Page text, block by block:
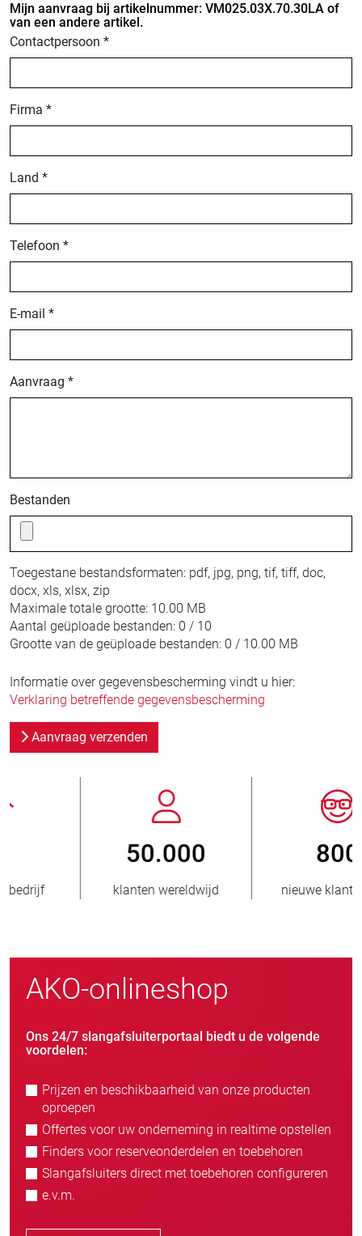
Mijn aanvraag bij artikelnummer: VM025.03X.70.30LA of
van een andere artikel.
Contactpersoon *
Firma *
Land *
Telefoon *
E-mail *
Aanvraag *
Bestanden
Toegestane bestandsformaten: pdf, jpg, png, tif, tiff, doc,
docx, xls, xlsx, zip
Maximale totale grootte: 10.00 MB
Aantal geüploade bestanden: 0 / 10
Grootte van de geüploade bestanden: 0 / 10.00 MB
Informatie over gegevensbescherming vindt u hier:
Verklaring betreffende gegevensbescherming
Aanvraag verzenden
nieuwe klanten/jaar
> 3.500.000
verkochte eenheden
AKO-onlineshop
Ons 24/7 slangafsluiterportaal biedt u de volgende
voordelen:
Prijzen en beschikbaarheid van onze producten
oproepen
Offertes voor uw onderneming in realtime opstellen
Finders voor reserveonderdelen en toebehoren
Slangafsluiters direct met toebehoren configureren
e.v.m.